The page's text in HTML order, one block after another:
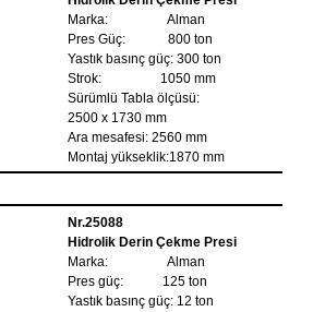
Marka: Alman
Pres Güç: 800 ton
Yastık basınç güç: 300 ton
Strok: 1050 mm
Sürümlü Tabla ölçüsü:
2500 x 1730 mm
Ara mesafesi: 2560 mm
Montaj yükseklik:1870 mm
Nr.25088
Hidrolik Derin Çekme Presi
Marka: Alman
Pres güç: 125 ton
Yastık basınç güç: 12 ton